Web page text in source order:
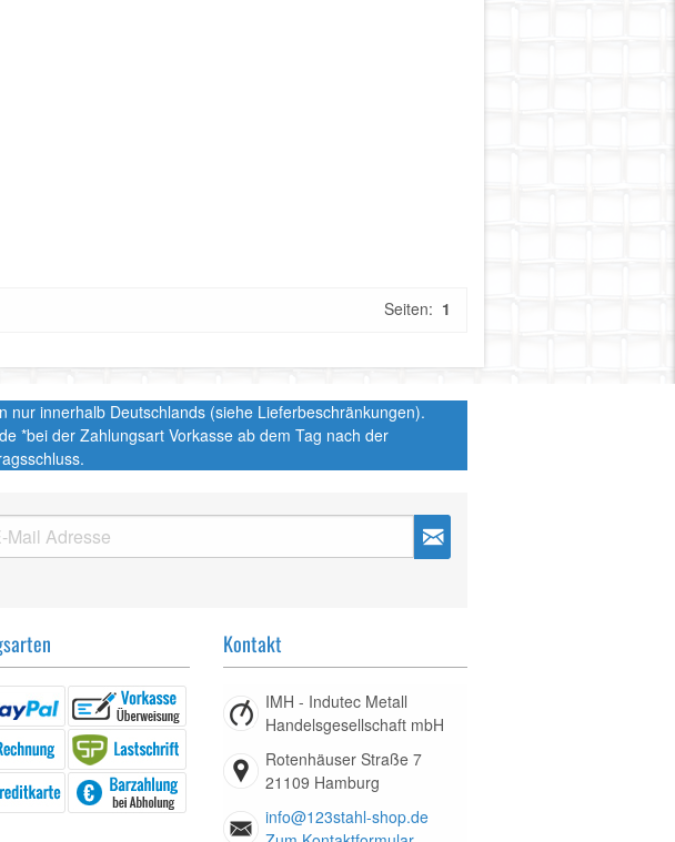
Seiten: 1
nur innerhalb Deutschlands (siehe Lieferbeschränkungen).
*bei der Zahlungsart Vorkasse ab dem Tag nach der
Kontakt
IMH - Indutec Metall
Handelsgesellschaft mbH
Rotenhäuser Straße 7
21109 Hamburg
info@123stahl-shop.de